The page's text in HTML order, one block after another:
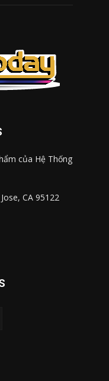
của Hệ Thống
CA 95122